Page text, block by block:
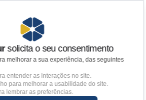
desta redução da euribor, irei
euros/mês
, durante os primeiros
, mas após a
não pago ao capital em dívida,
juros, mais 0euros/mês ,
-6anosdo meu
solicita o seu consentimento
melhorar a sua experiência, das seguintes
entender as interações no site.
para melhorar a usabilidade do site.
lembrar as preferências.